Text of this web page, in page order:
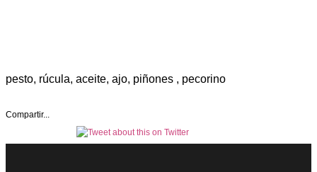
pesto, rúcula, aceite, ajo, piñones , pecorino
Compartir...